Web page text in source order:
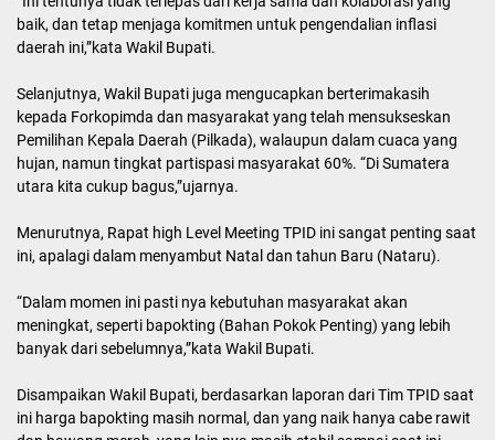
baik, dan tetap menjaga komitmen untuk pengendalian inflasi
daerah ini,”kata Wakil Bupati.
Selanjutnya, Wakil Bupati juga mengucapkan berterimakasih
kepada Forkopimda dan masyarakat yang telah mensukseskan
Pemilihan Kepala Daerah (Pilkada), walaupun dalam cuaca yang
hujan, namun tingkat partispasi masyarakat 60%. “Di Sumatera
utara kita cukup bagus,”ujarnya.
Menurutnya, Rapat high Level Meeting TPID ini sangat penting saat
ini, apalagi dalam menyambut Natal dan tahun Baru (Nataru).
“Dalam momen ini pasti nya kebutuhan masyarakat akan
meningkat, seperti bapokting (Bahan Pokok Penting) yang lebih
banyak dari sebelumnya,”kata Wakil Bupati.
Disampaikan Wakil Bupati, berdasarkan laporan dari Tim TPID saat
ini harga bapokting masih normal, dan yang naik hanya cabe rawit